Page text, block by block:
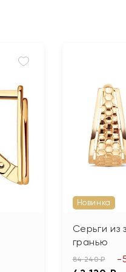
Новинка
Серьги из
гранью
84 240 ₽ -